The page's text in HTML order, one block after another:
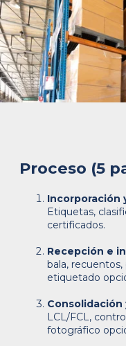
Proceso (5
Incorporación
Etiquetas,
certificados.
Recepción e
bala,
etiquetado
Consolidación
LCL/FCL,
fotográfico